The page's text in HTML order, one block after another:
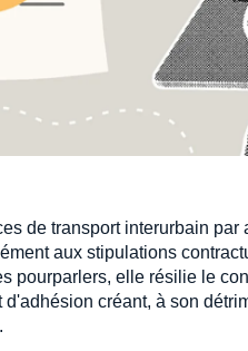
de transport interurbain
aux stipulations
pourparlers, elle résilie le
créant, à son